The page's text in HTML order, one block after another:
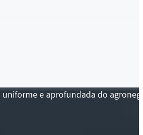
uniforme e aprofundada do